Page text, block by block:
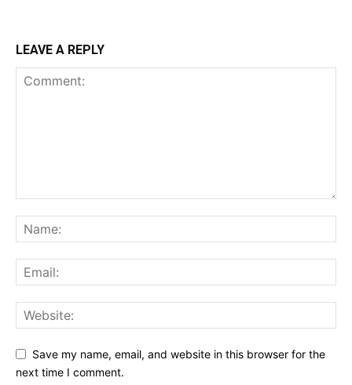
LEAVE A REPLY
Save my name, email, and website in this browser for the
next time I comment.